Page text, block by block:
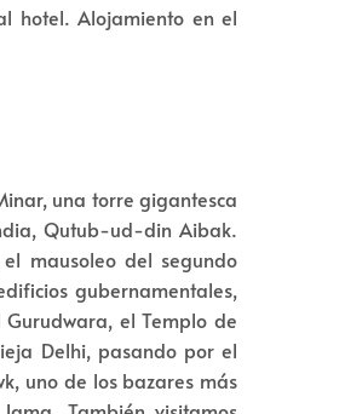
hotel. Alojamiento en el
una torre gigantesca
Qutub-ud-din Aibak.
mausoleo del segundo
gubernamentales,
el Templo de
Delhi, pasando por el
uno de los bazares más